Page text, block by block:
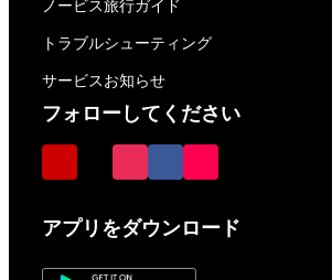
ノービス旅行ガイド
トラブルシューティング
サービスお知らせ
フォローしてください
アプリをダウンロード